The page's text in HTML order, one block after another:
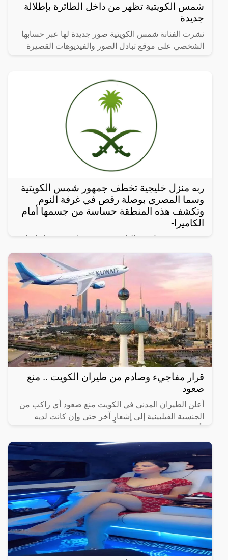
شمس الكويتية تظهر من داخل الطائرة بإطلالة
جديدة
نشرت الفنانة شمس الكويتية صور جديدة لها عبر حسابها
الشخصي على موقع تبادل الصور والفيديوهات القصيرة
ربه منزل خليجية تخطف جمهور شمس الكويتية
وسما المصري بوصلة رقص في غرفة النوم
وتكشف هذه المنطقة حساسة من جسمها أمام
الكاميرا-
نشرت ربة منزل في الثلاثين من عمرها، عبر حسابها على
التيك توك، مقطع فيديو صادم، ظهرت فيه وهي ترتدي
ملابس عارية وترقص بطريقة جريئة جداً في غرفة النوم،
قرار مفاجيء وصادم من طيران الكويت .. منع
صعود
أعلن الطيران المدني في الكويت منع صعود أي راكب من
الجنسية الفيلبينية إلى إشعارٍ آخر حتى وإن كانت لديه